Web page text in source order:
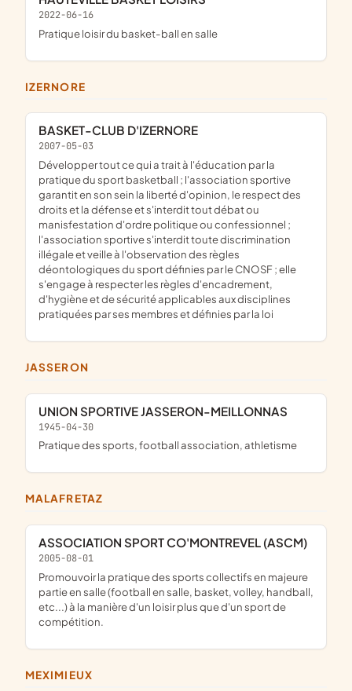
2022-06-16
pratique loisir du basket-ball en salle
IZERNORE
BASKET-CLUB D'IZERNORE
2007-05-03
développer tout ce qui a trait à l'éducation par la
pratique du sport basketball ; l'association sportive
garantit en son sein la liberté d'opinion, le respect des
droits et la défense et s'interdit tout débat ou
manisfestation d'ordre politique ou confessionnel ;
l'association sportive s'interdit toute discrimination
illégale et veille à l'observation des règles
déontologiques du sport définies par le CNOSF ; elle
s'engage à respecter les règles d'encadrement,
d'hygiène et de sécurité applicables aux disciplines
pratiquées par ses membres et définies par la loi
JASSERON
UNION SPORTIVE JASSERON-MEILLONNAS
1945-04-30
pratique des sports, football association, athletisme
MALAFRETAZ
ASSOCIATION SPORT CO'MONTREVEL (ASCM)
2005-08-01
promouvoir la pratique des sports collectifs en majeure
partie en salle (football en salle, basket, volley, handball,
etc...) à la manière d'un loisir plus que d'un sport de
compétition.
MEXIMIEUX